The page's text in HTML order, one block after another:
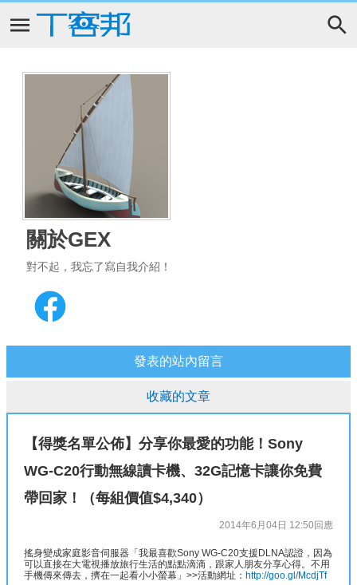
關於GEX
對不起，我忘了寫自我介紹！
發表的站內留言
收藏的文章
【得獎名單公佈】分享你最愛的功能！Sony
WG-C20行動無線讀卡機、32G記憶卡讓你免費
帶回家！（每組價值$4,340）
2014年6月04日 12:50 回應
搖身變成家庭影音伺服器「我最喜歡Sony WG-C20支援DLNA認證，因為
可以直接在大電視播放旅行生活的點點滴滴，跟家人朋友分享心得。不用
手機傳來傳去，擠在一起看小小螢幕」>>活動網址： http://goo.gl/McdjTf